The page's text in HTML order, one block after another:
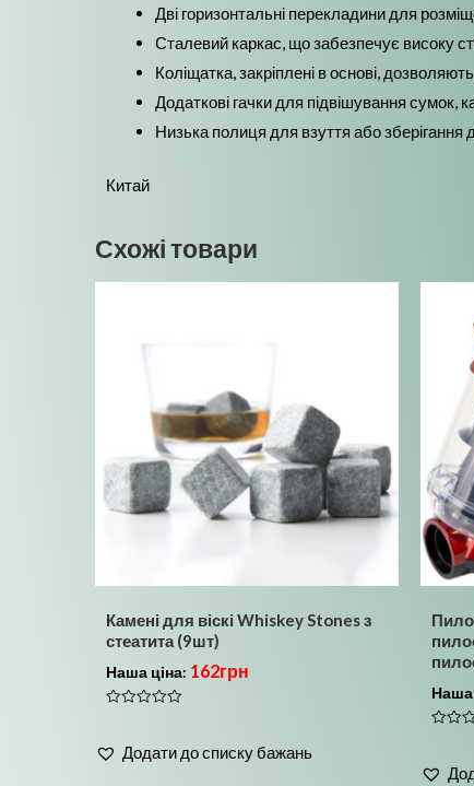
Дві горизонтальні перекладини для
Сталевий каркас, що забезпечує високу
Коліщатка, закріплені в основі,
Додаткові гачки для підвішування сумок,
Низька полиця для взуття або зберігання
Китай
Схожі товари
Камені для віскі Whiskey Stones з
стеатита (9шт)
Наша ціна: 162грн
з
Додати до списку бажань
Наша
з